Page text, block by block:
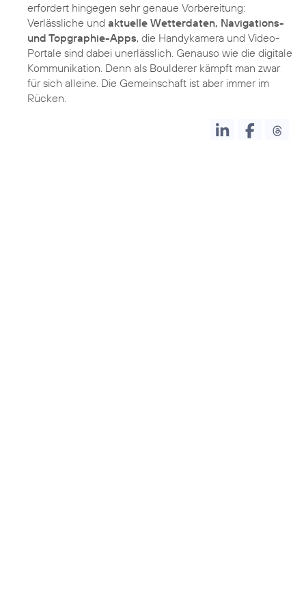
erfordert hingegen sehr genaue Vorbereitung:
Verlässliche und aktuelle Wetterdaten, Navigations-
und Topgraphie-Apps, die Handykamera und Video-
Portale sind dabei unerlässlich. Genauso wie die digitale
Kommunikation. Denn als Boulderer kämpft man zwar
für sich alleine. Die Gemeinschaft ist aber immer im
Rücken.